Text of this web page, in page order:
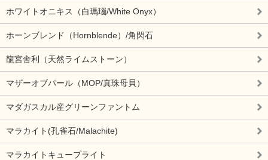
ホワイトオニキス（白瑪瑙/White Onyx）
ホーンブレンド（Hornblende）/角閃石
龍宮舎利（天然ライムストーン）
マザーオブパール（MOP/真珠母貝）
マダガスカル産グリーンファントム
マラカイト(孔雀石/Malachite)
マラカイトキュープライト